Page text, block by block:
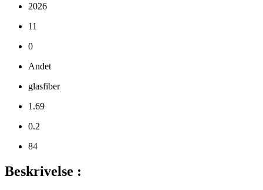
2026
11
0
Andet
glasfiber
1.69
0.2
84
Beskrivelse :